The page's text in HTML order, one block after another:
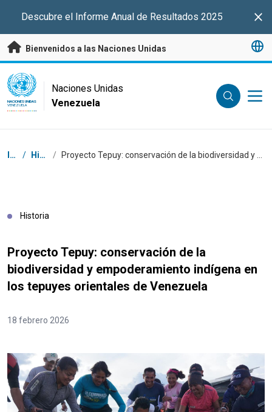
Descubre el Informe Anual de Resultados 2025
Bienvenidos a las Naciones Unidas
UN Logo
NACIONES UNIDAS
VENEZUELA
Naciones Unidas
Venezuela
Coordenadas dentro de la ruta de navegación
Inicio / Historias /
Historia
Proyecto Tepuy: conservación de la
biodiversidad y empoderamiento indígena en
los tepuyes orientales de Venezuela
18 febrero 2026